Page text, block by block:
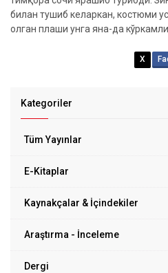
Kategoriler
Tüm Yayınlar
E-Kitaplar
Kaynakçalar & İçindekiler
Araştırma - İnceleme
Dergi
билан тушиб келаркан, костюми
олган плаши унга яна-да
X